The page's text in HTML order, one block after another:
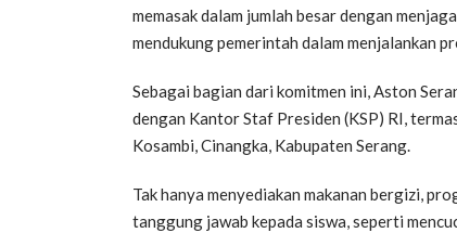
memasak dalam jumlah besar dengan
mendukung pemerintah dalam menjalankan
Sebagai bagian dari komitmen ini, Aston
dengan Kantor Staf Presiden (KSP) RI,
Kosambi, Cinangka, Kabupaten Serang.
Tak hanya menyediakan makanan bergizi,
tanggung jawab kepada siswa, seperti